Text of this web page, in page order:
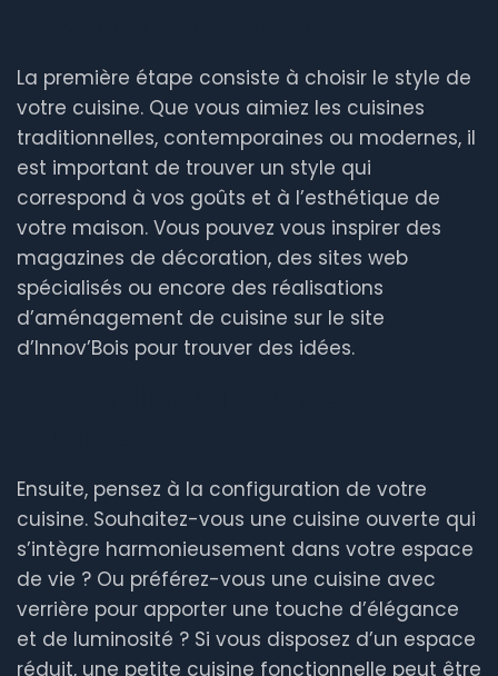
La première étape consiste à choisir le style de
votre cuisine. Que vous aimiez les cuisines
traditionnelles, contemporaines ou modernes, il
est important de trouver un style qui
correspond à vos goûts et à l’esthétique de
votre maison. Vous pouvez vous inspirer des
magazines de décoration, des sites web
spécialisés ou encore des réalisations
d’aménagement de cuisine sur le site
d’Innov’Bois pour trouver des idées.
Ensuite, pensez à la configuration de votre
cuisine. Souhaitez-vous une cuisine ouverte qui
s’intègre harmonieusement dans votre espace
de vie ? Ou préférez-vous une cuisine avec
verrière pour apporter une touche d’élégance
et de luminosité ? Si vous disposez d’un espace
réduit, une petite cuisine fonctionnelle peut être